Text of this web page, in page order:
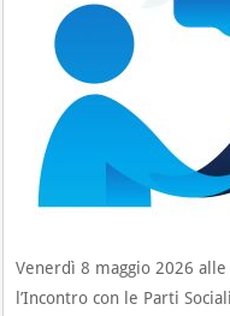
Venerdì 8 maggio 2026
l’Incontro con le Parti